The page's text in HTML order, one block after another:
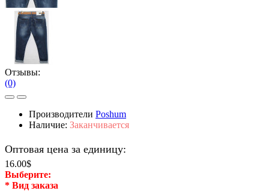
Отзывы:
(0)
Производители Poshum
Наличие: Заканчивается
Оптовая цена за единицу:
16.00$
Выберите:
* Вид заказа